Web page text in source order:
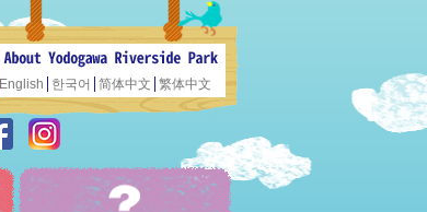
English 한국어 简体中文 繁体中文